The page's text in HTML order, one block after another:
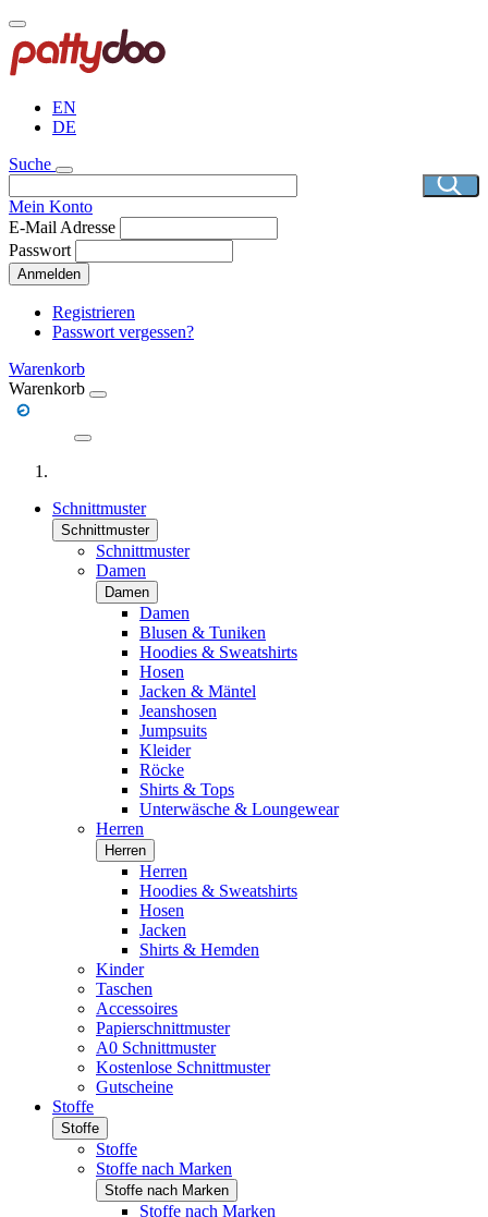
Direkt
zum
Inhalt
EN
DE
Suche
Mein Konto
E-Mail Adresse
Passwort
Anmelden
Registrieren
Passwort vergessen?
Warenkorb
Warenkorb
Schnittmuster
Schnittmuster
Schnittmuster
Damen
Damen
Damen
Blusen & Tuniken
Hoodies & Sweatshirts
Hosen
Jacken & Mäntel
Jeanshosen
Jumpsuits
Kleider
Röcke
Shirts & Tops
Unterwäsche & Loungewear
Herren
Herren
Herren
Hoodies & Sweatshirts
Hosen
Jacken
Shirts & Hemden
Kinder
Taschen
Accessoires
Papierschnittmuster
A0 Schnittmuster
Kostenlose Schnittmuster
Gutscheine
Stoffe
Stoffe
Stoffe
Stoffe nach Marken
Stoffe nach Marken
Stoffe nach Marken